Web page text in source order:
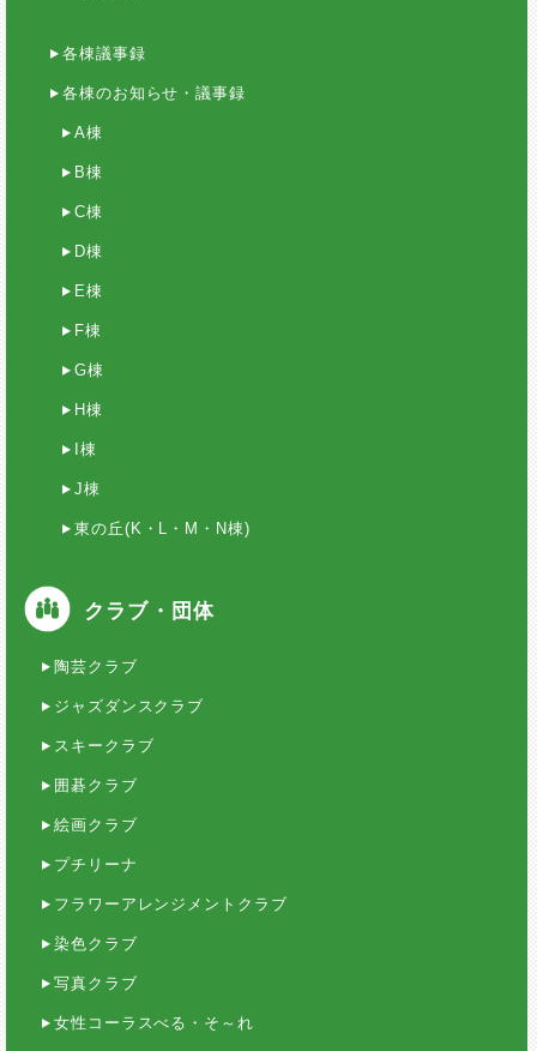
各棟議事録
各棟のお知らせ・議事録
A棟
B棟
C棟
D棟
E棟
F棟
G棟
H棟
I棟
J棟
東の丘(K・L・M・N棟)
クラブ・団体
陶芸クラブ
ジャズダンスクラブ
スキークラブ
囲碁クラブ
絵画クラブ
プチリーナ
フラワーアレンジメントクラブ
染色クラブ
写真クラブ
女性コーラスべる・そ～れ